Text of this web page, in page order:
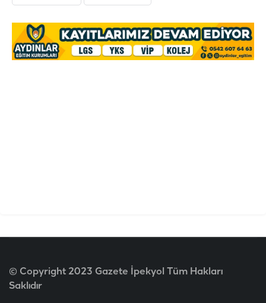
© Copyright 2023 Gazete İpekyol Tüm Hakları
Saklıdır